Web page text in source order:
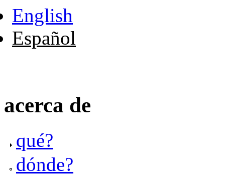
English
Español
acerca de
qué?
dónde?